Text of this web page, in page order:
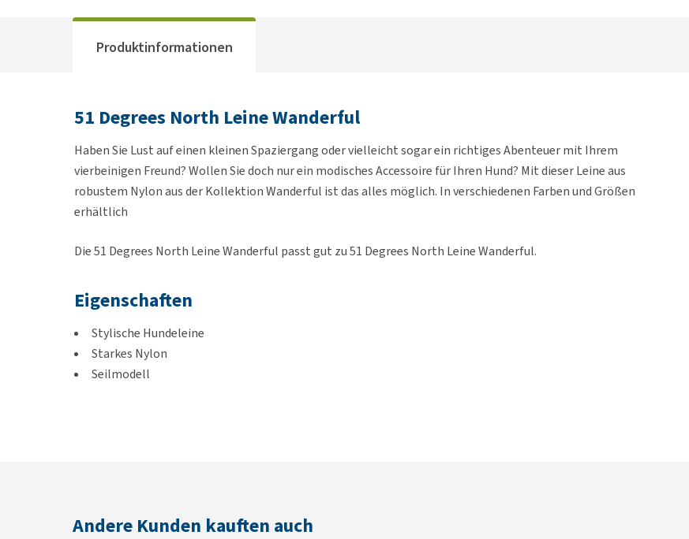
Produktinformationen
51 Degrees North Leine Wanderful
Haben Sie Lust auf einen kleinen Spaziergang oder vielleicht sogar ein richtiges Abenteuer mit Ihrem
vierbeinigen Freund? Wollen Sie doch nur ein modisches Accessoire für Ihren Hund? Mit dieser Leine aus
robustem Nylon aus der Kollektion Wanderful ist das alles möglich. In verschiedenen Farben und Größen
erhältlich
Die 51 Degrees North Leine Wanderful passt gut zu 51 Degrees North Leine Wanderful.
Eigenschaften
Stylische Hundeleine
Starkes Nylon
Seilmodell
Farben
Andere Kunden kauften auch